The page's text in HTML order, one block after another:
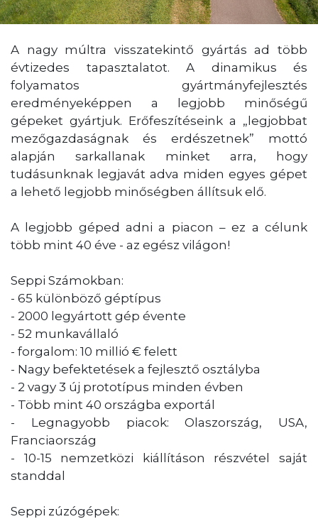
A nagy múltra visszatekintő gyártás ad több
évtizedes tapasztalatot. A dinamikus és
folyamatos gyártmányfejlesztés
eredményeképpen a legjobb minőségű
gépeket gyártjuk. Erőfeszítéseink a „legjobbat
mezőgazdaságnak és erdészetnek” mottó
alapján sarkallanak minket arra, hogy
tudásunknak legjavát adva miden egyes gépet
a lehető legjobb minőségben állítsuk elő.
A legjobb géped adni a piacon – ez a célunk
több mint 40 éve - az egész világon!
Seppi Számokban:
- 65 különböző géptípus
- 2000 legyártott gép évente
- 52 munkavállaló
- forgalom: 10 millió € felett
- Nagy befektetések a fejlesztő osztályba
- 2 vagy 3 új prototípus minden évben
- Több mint 40 országba exportál
- Legnagyobb piacok: Olaszország, USA,
Franciaország
- 10-15 nemzetközi kiállításon részvétel saját
standdal
Seppi zúzógépek: